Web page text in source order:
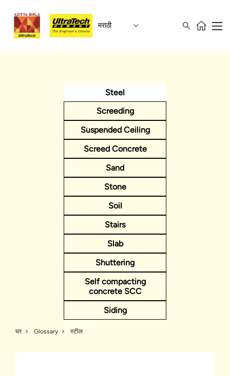
मराठी
Steel
Screeding
Suspended Ceiling
Screed Concrete
Sand
Stone
Soil
Stairs
Slab
Shuttering
Self compacting
concrete SCC
Siding
घर Glossary स्टील